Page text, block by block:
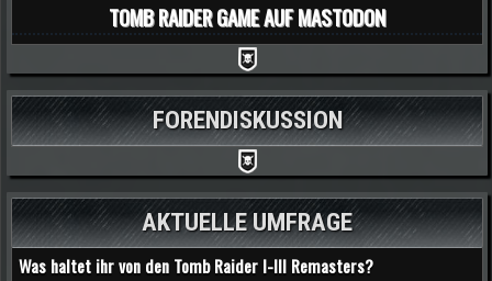
TOMB RAIDER GAME AUF MASTODON
FORENDISKUSSION
AKTUELLE UMFRAGE
Was haltet ihr von den Tomb Raider I-III Remasters?